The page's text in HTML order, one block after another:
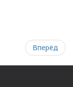
Вперёд